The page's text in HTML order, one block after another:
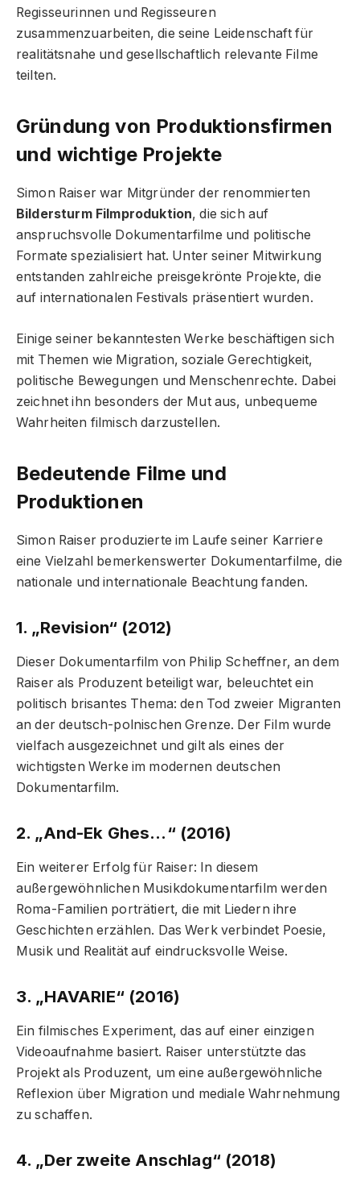
Regisseurinnen und Regisseuren
zusammenzuarbeiten, die seine Leidenschaft für
realitätsnahe und gesellschaftlich relevante Filme
teilten.
Gründung von Produktionsfirmen
und wichtige Projekte
Simon Raiser war Mitgründer der renommierten
Bildersturm Filmproduktion, die sich auf
anspruchsvolle Dokumentarfilme und politische
Formate spezialisiert hat. Unter seiner Mitwirkung
entstanden zahlreiche preisgekrönte Projekte, die
auf internationalen Festivals präsentiert wurden.
Einige seiner bekanntesten Werke beschäftigen sich
mit Themen wie Migration, soziale Gerechtigkeit,
politische Bewegungen und Menschenrechte. Dabei
zeichnet ihn besonders der Mut aus, unbequeme
Wahrheiten filmisch darzustellen.
Bedeutende Filme und
Produktionen
Simon Raiser produzierte im Laufe seiner Karriere
eine Vielzahl bemerkenswerter Dokumentarfilme, die
nationale und internationale Beachtung fanden.
1. „Revision“ (2012)
Dieser Dokumentarfilm von Philip Scheffner, an dem
Raiser als Produzent beteiligt war, beleuchtet ein
politisch brisantes Thema: den Tod zweier Migranten
an der deutsch-polnischen Grenze. Der Film wurde
vielfach ausgezeichnet und gilt als eines der
wichtigsten Werke im modernen deutschen
Dokumentarfilm.
2. „And-Ek Ghes…“ (2016)
Ein weiterer Erfolg für Raiser: In diesem
außergewöhnlichen Musikdokumentarfilm werden
Roma-Familien porträtiert, die mit Liedern ihre
Geschichten erzählen. Das Werk verbindet Poesie,
Musik und Realität auf eindrucksvolle Weise.
3. „HAVARIE“ (2016)
Ein filmisches Experiment, das auf einer einzigen
Videoaufnahme basiert. Raiser unterstützte das
Projekt als Produzent, um eine außergewöhnliche
Reflexion über Migration und mediale Wahrnehmung
zu schaffen.
4. „Der zweite Anschlag“ (2018)